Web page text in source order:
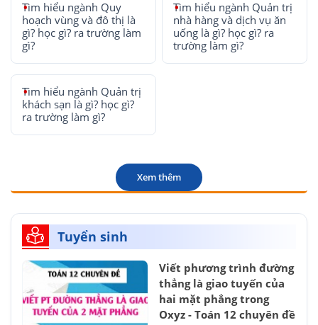
Tìm hiểu ngành Quy
hoạch vùng và đô thị là
gì? học gì? ra trường làm
gì?
Tìm hiểu ngành Quản trị
nhà hàng và dịch vụ ăn
uống là gì? học gì? ra
trường làm gì?
Tìm hiểu ngành Quản trị
khách sạn là gì? học gì?
ra trường làm gì?
Xem thêm
Tuyển sinh
Viết phương trình đường
thẳng là giao tuyến của
hai mặt phẳng trong
Oxyz - Toán 12 chuyên đề